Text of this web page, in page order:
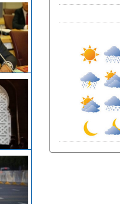
على التعليمات
في شوارع طنجة..
في خدمة الأمن
أعلى مستوى
اجتماعا